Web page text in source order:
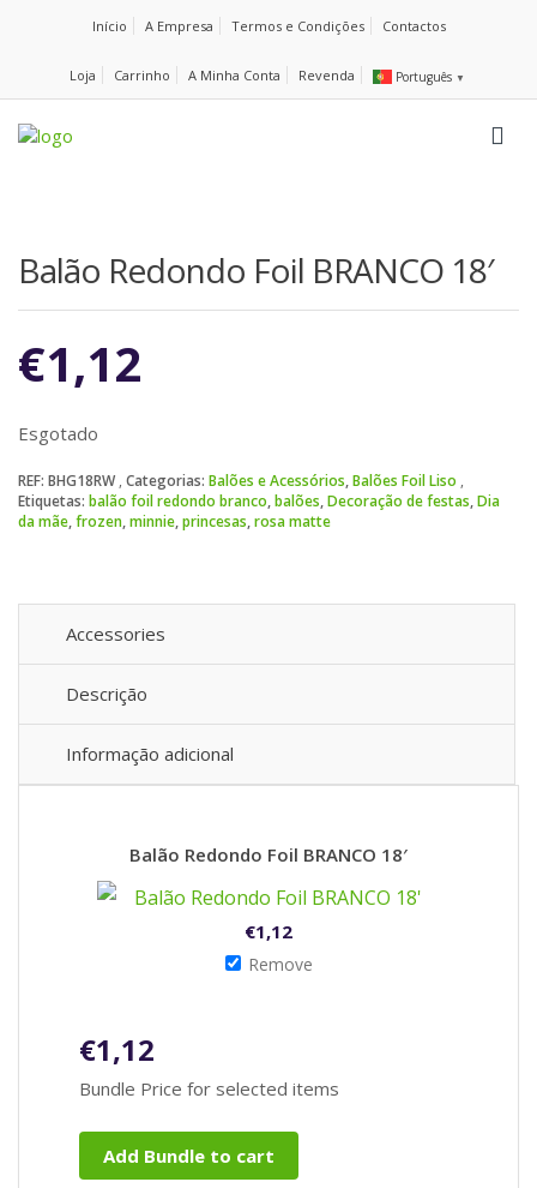
Início A Empresa Termos e Condições Contactos
Loja Carrinho A Minha Conta Revenda Português ▼
Balão Redondo Foil BRANCO 18′
€1,12
Esgotado
REF: BHG18RW Categorias: Balões e Acessórios,Balões Foil Liso
Etiquetas: balão foil redondo branco,balões,Decoração de festas,Dia
da mãe,frozen,minnie,princesas,rosa matte
Accessories
Descrição
Informação adicional
€1,12
Balão Redondo Foil BRANCO 18′
Remove
€1,12
Bundle Price for selected items
Add Bundle to cart